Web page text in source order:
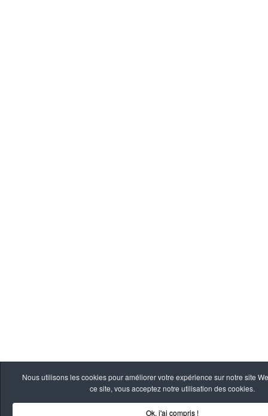
Nous utilisons les cookies pour améliorer votre expérience sur notre site
ce site, vous acceptez notre utilisation des cookies.
Ok, j'ai compris !